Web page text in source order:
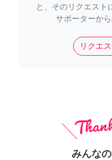
と、そのリクエスト
サポーターか
リクエ
みんな